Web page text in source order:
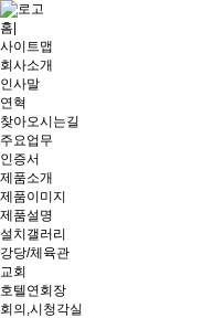
홈
사이트맵
회사소개
인사말
연혁
찾아오시는길
주요업무
인증서
제품소개
제품이미지
제품설명
설치갤러리
강당/체육관
교회
호텔연회장
회의,시청각실